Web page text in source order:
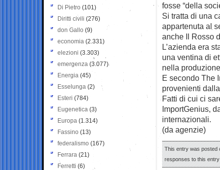
fosse “della
Si tratta di una
appartenuta al
anche Il Rosso
L’azienda era
una ventina di
nella
E secondo The
provenienti
Fatti di cui ci
ImportGenius,
internazionali.
(da agenzie)
This entry was posted
responses to this
Di Pietro (101)
Diritti civili (276)
don Gallo (9)
economia (2.331)
elezioni (3.303)
emergenza (3.077)
Energia (45)
Esselunga (2)
Esteri (784)
Eugenetica (3)
Europa (1.314)
Fassino (13)
federalismo (167)
Ferrara (21)
Ferretti (6)